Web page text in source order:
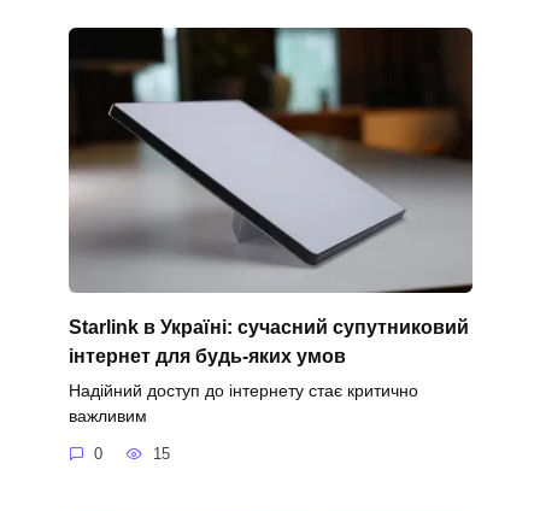
Starlink в Україні: сучасний супутниковий
інтернет для будь-яких умов
Надійний доступ до інтернету стає критично
важливим
0 15